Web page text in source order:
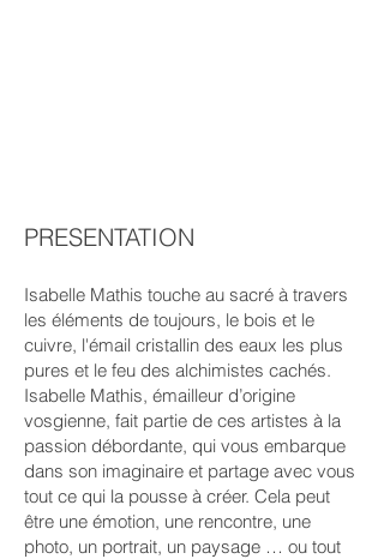
PRESENTATION
Isabelle Mathis touche au sacré à travers
les éléments de toujours, le bois et le
cuivre, l'émail cristallin des eaux les plus
pures et le feu des alchimistes cachés.
Isabelle Mathis, émailleur d’origine
vosgienne, fait partie de ces artistes à la
passion débordante, qui vous embarque
dans son imaginaire et partage avec vous
tout ce qui la pousse à créer. Cela peut
être une émotion, une rencontre, une
photo, un portrait, un paysage … ou tout